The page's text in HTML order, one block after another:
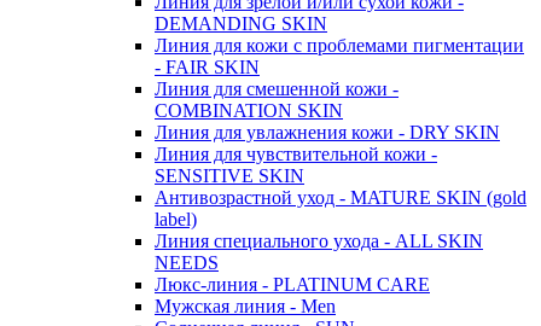
DEMANDING SKIN
Линия для кожи с проблемами пигментации
- FAIR SKIN
Линия для смешенной кожи -
COMBINATION SKIN
Линия для увлажнения кожи - DRY SKIN
Линия для чувствительной кожи -
SENSITIVE SKIN
Антивозрастной уход - MATURE SKIN (gold
label)
Линия специального ухода - ALL SKIN
NEEDS
Люкс-линия - PLATINUM CARE
Мужская линия - Men